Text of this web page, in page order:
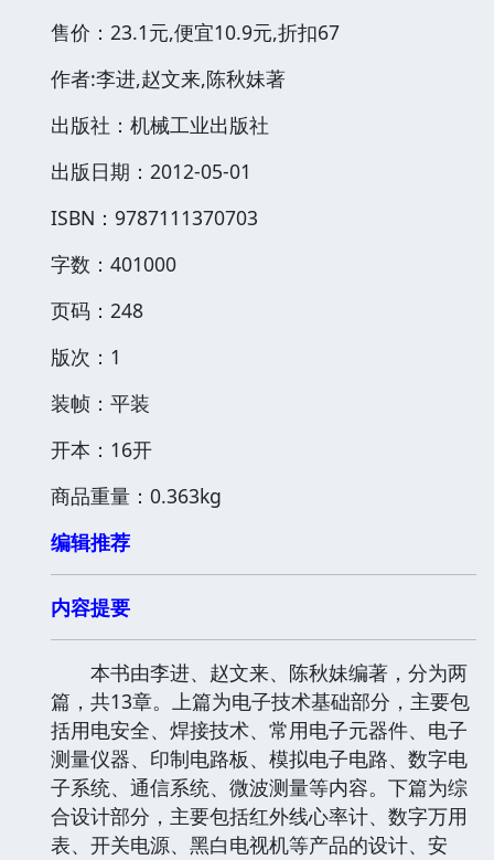
售价：23.1元,便宜10.9元,折扣67
作者:李进,赵文来,陈秋妹著
出版社：机械工业出版社
出版日期：2012-05-01
ISBN：9787111370703
字数：401000
页码：248
版次：1
装帧：平装
开本：16开
商品重量：0.363kg
编辑推荐
内容提要
本书由李进、赵文来、陈秋妹编著，分为两
篇，共13章。上篇为电子技术基础部分，主要包
括用电安全、焊接技术、常用电子元器件、电子
测量仪器、印制电路板、模拟电子电路、数字电
子系统、通信系统、微波测量等内容。下篇为综
合设计部分，主要包括红外线心率计、数字万用
表、开关电源、黑白电视机等产品的设计、安